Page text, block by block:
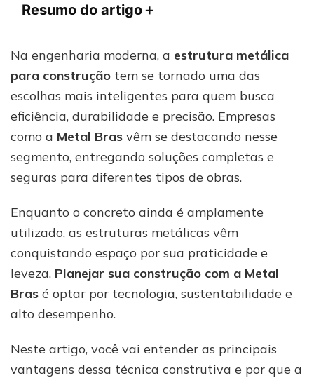
Resumo do artigo＋
Na engenharia moderna, a estrutura metálica
para construção tem se tornado uma das
escolhas mais inteligentes para quem busca
eficiência, durabilidade e precisão. Empresas
como a Metal Bras vêm se destacando nesse
segmento, entregando soluções completas e
seguras para diferentes tipos de obras.
Enquanto o concreto ainda é amplamente
utilizado, as estruturas metálicas vêm
conquistando espaço por sua praticidade e
leveza. Planejar sua construção com a Metal
Bras é optar por tecnologia, sustentabilidade e
alto desempenho.
Neste artigo, você vai entender as principais
vantagens dessa técnica construtiva e por que a